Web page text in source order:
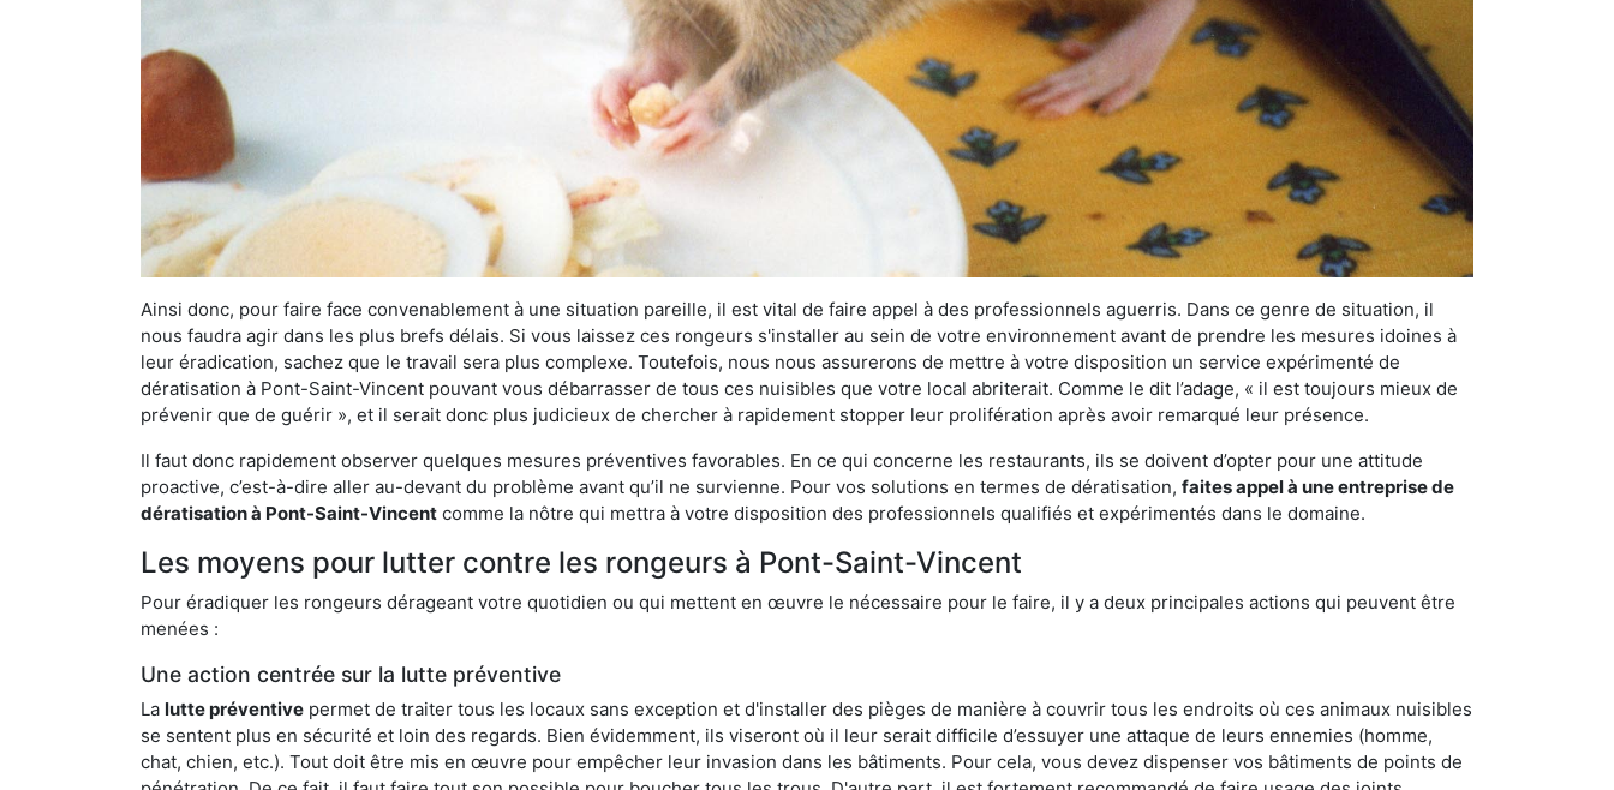
Ainsi donc, pour faire face convenablement à une situation pareille, il est vital de faire appel à des professionnels aguerris. Dans ce genre de situation, il
nous faudra agir dans les plus brefs délais. Si vous laissez ces rongeurs s'installer au sein de votre environnement avant de prendre les mesures idoines à
leur éradication, sachez que le travail sera plus complexe. Toutefois, nous nous assurerons de mettre à votre disposition un service expérimenté de
dératisation à Pont-Saint-Vincent pouvant vous débarrasser de tous ces nuisibles que votre local abriterait. Comme le dit l’adage, « il est toujours mieux de
prévenir que de guérir », et il serait donc plus judicieux de chercher à rapidement stopper leur prolifération après avoir remarqué leur présence.
Il faut donc rapidement observer quelques mesures préventives favorables. En ce qui concerne les restaurants, ils se doivent d’opter pour une attitude
proactive, c’est-à-dire aller au-devant du problème avant qu’il ne survienne. Pour vos solutions en termes de dératisation, faites appel à une entreprise de
dératisation à Pont-Saint-Vincent comme la nôtre qui mettra à votre disposition des professionnels qualifiés et expérimentés dans le domaine.
Les moyens pour lutter contre les rongeurs à Pont-Saint-Vincent
Pour éradiquer les rongeurs dérageant votre quotidien ou qui mettent en œuvre le nécessaire pour le faire, il y a deux principales actions qui peuvent être
menées :
Une action centrée sur la lutte préventive
La lutte préventive permet de traiter tous les locaux sans exception et d'installer des pièges de manière à couvrir tous les endroits où ces animaux nuisibles
se sentent plus en sécurité et loin des regards. Bien évidemment, ils viseront où il leur serait difficile d’essuyer une attaque de leurs ennemies (homme,
chat, chien, etc.). Tout doit être mis en œuvre pour empêcher leur invasion dans les bâtiments. Pour cela, vous devez dispenser vos bâtiments de points de